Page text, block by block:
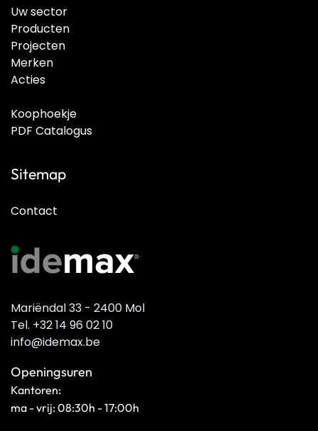
Uw sector
Producten
Projecten
Merken
Acties
Koophoekje
PDF Catalogus
Sitemap
Contact
Mariëndal 33 - 2400 Mol
Tel. +32 14 96 02 10
info@idemax.be
Openingsuren
Kantoren:
ma - vrij: 08:30h - 17:00h